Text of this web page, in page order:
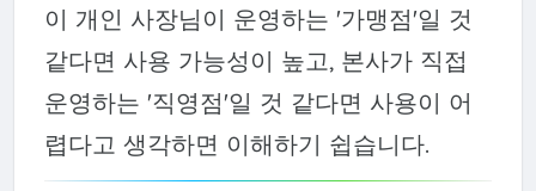
이 개인 사장님이 운영하는 '가맹점'일 것
같다면 사용 가능성이 높고, 본사가 직접
운영하는 '직영점'일 것 같다면 사용이 어
렵다고 생각하면 이해하기 쉽습니다.